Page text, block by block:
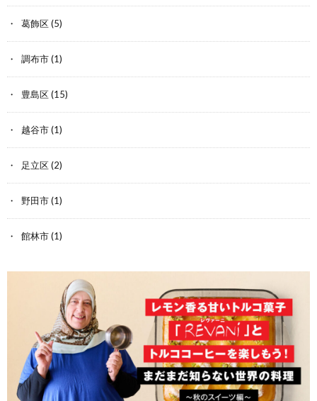
葛飾区(5)
調布市(1)
豊島区(15)
越谷市(1)
足立区(2)
野田市(1)
館林市(1)